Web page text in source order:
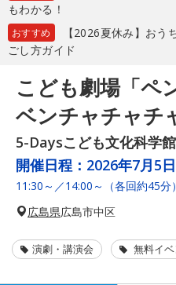
もわかる！
おすすめ
【2026夏休み】おう
ごし方ガイド
こども劇場「ペ
ベンチャチャチ
5-Daysこども文化科学館
開催日程： 2026年7月5
11:30～／14:00～（各回約45
広島県広島市中区
演劇・講演会 無料イベ